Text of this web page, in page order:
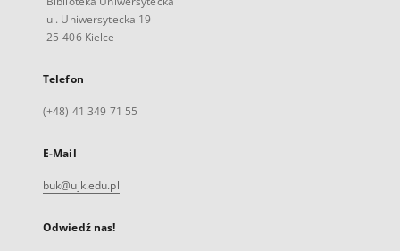
ul. Uniwersytecka 19
25-406 Kielce
Telefon
(+48) 41 349 71 55
E-Mail
buk@ujk.edu.pl
Odwiedź nas!